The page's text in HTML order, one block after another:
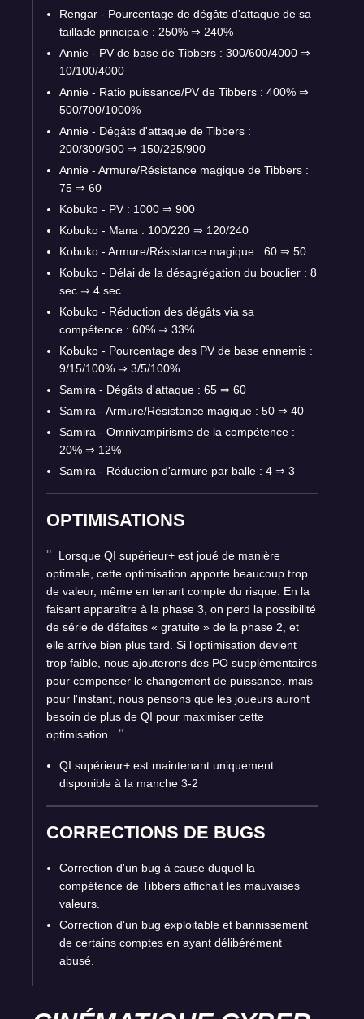
Rengar - Pourcentage de dégâts d'attaque de sa
taillade principale : 250% ⇒ 240%
Annie - PV de base de Tibbers : 300/600/4000 ⇒
10/100/4000
Annie - Ratio puissance/PV de Tibbers : 400% ⇒
500/700/1000%
Annie - Dégâts d'attaque de Tibbers :
200/300/900 ⇒ 150/225/900
Annie - Armure/Résistance magique de Tibbers :
75 ⇒ 60
Kobuko - PV : 1000 ⇒ 900
Kobuko - Mana : 100/220 ⇒ 120/240
Kobuko - Armure/Résistance magique : 60 ⇒ 50
Kobuko - Délai de la désagrégation du bouclier : 8
sec ⇒ 4 sec
Kobuko - Réduction des dégâts via sa
compétence : 60% ⇒ 33%
Kobuko - Pourcentage des PV de base ennemis :
9/15/100% ⇒ 3/5/100%
Samira - Dégâts d'attaque : 65 ⇒ 60
Samira - Armure/Résistance magique : 50 ⇒ 40
Samira - Omnivampirisme de la compétence :
20% ⇒ 12%
Samira - Réduction d'armure par balle : 4 ⇒ 3
OPTIMISATIONS
Lorsque QI supérieur+ est joué de manière
optimale, cette optimisation apporte beaucoup trop
de valeur, même en tenant compte du risque. En la
faisant apparaître à la phase 3, on perd la possibilité
de série de défaites « gratuite » de la phase 2, et
elle arrive bien plus tard. Si l'optimisation devient
trop faible, nous ajouterons des PO supplémentaires
pour compenser le changement de puissance, mais
pour l'instant, nous pensons que les joueurs auront
besoin de plus de QI pour maximiser cette
optimisation.
QI supérieur+ est maintenant uniquement
disponible à la manche 3-2
CORRECTIONS DE BUGS
Correction d'un bug à cause duquel la
compétence de Tibbers affichait les mauvaises
valeurs.
Correction d'un bug exploitable et bannissement
de certains comptes en ayant délibérément
abusé.